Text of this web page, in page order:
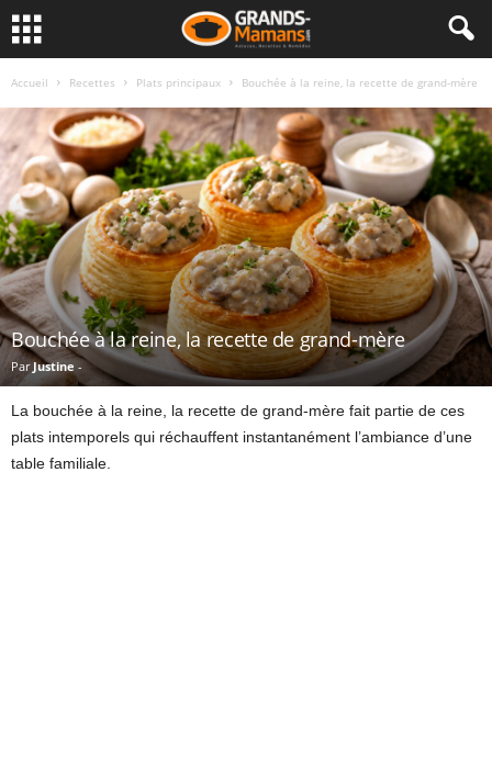
Accueil Recettes Plats principaux Bouchée à la reine, la recette de grand-mère
Bouchée à la reine, la recette de grand-mère
Par Justine -
La bouchée à la reine, la recette de grand-mère fait partie de ces
plats intemporels qui réchauffent instantanément l’ambiance d’une
table familiale.